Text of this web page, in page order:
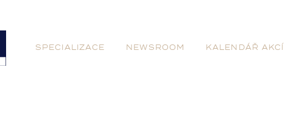
SPECIALIZACE NEWSROOM KALENDÁŘ AKCÍ